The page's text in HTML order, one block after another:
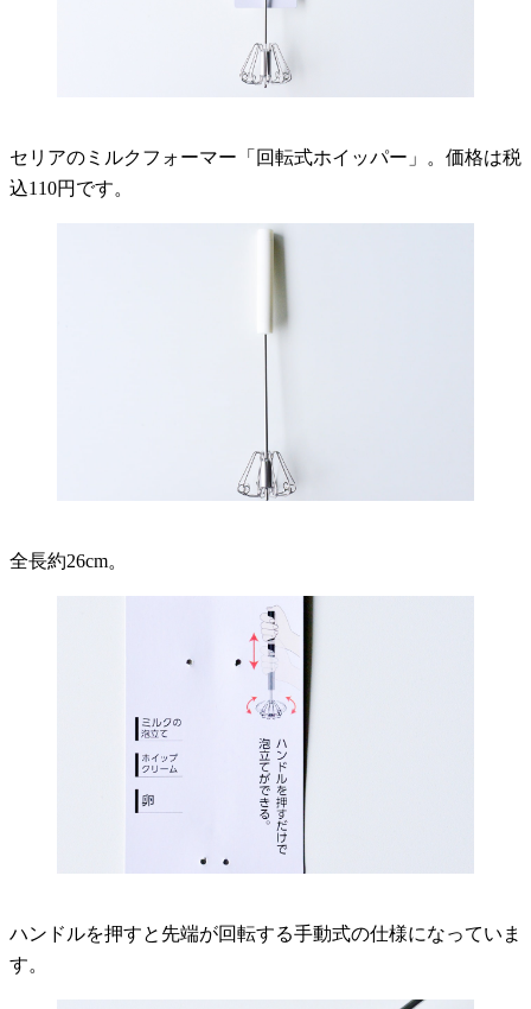
セリアのミルクフォーマー「回転式ホイッパー」。価格は税
込110円です。
全長約26cm。
ハンドルを押すと先端が回転する手動式の仕様になっていま
す。